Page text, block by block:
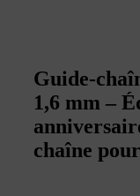
Guide-
1,6 mm –
chaîne